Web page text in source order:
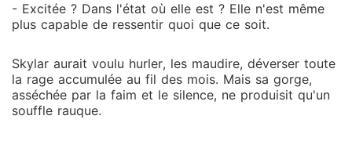
- Excitée ? Dans l'état où elle est ? Elle n'est même
plus capable de ressentir quoi que ce soit.
Skylar aurait voulu hurler, les maudire, déverser toute
la rage accumulée au fil des mois. Mais sa gorge,
asséchée par la faim et le silence, ne produisit qu'un
souffle rauque.